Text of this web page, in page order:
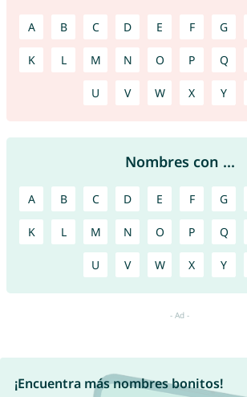
A B C D E F G
K L M N O P Q
U V W X Y
Nombres con ...
A B C D E F G
K L M N O P Q
U V W X Y
¡Encuentra más nombres bonitos!